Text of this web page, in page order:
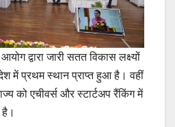
द्वारा जारी सतत विकास लक्ष्यों
में प्रथम स्थान प्राप्त हुआ है। वहीं
को एचीवर्स और स्टार्टअप रैंकिंग में
है।